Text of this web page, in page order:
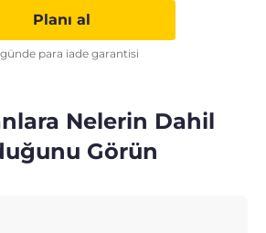
Planı al
para iade garantisi
Nelerin Dahil
Görün